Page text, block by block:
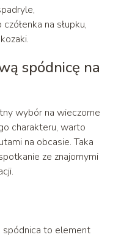
na słupku,
spódnicę na
wybór na wieczorne
charakteru, warto
na obcasie. Taka
ze znajomymi
to element